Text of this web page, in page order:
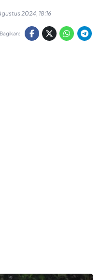
2024, 18:16
Bagikan: